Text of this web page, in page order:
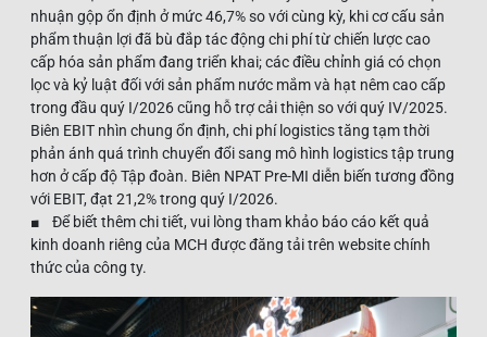
nhuận gộp ổn định ở mức 46,7% so với cùng kỳ, khi cơ cấu sản
phẩm thuận lợi đã bù đắp tác động chi phí từ chiến lược cao
cấp hóa sản phẩm đang triển khai; các điều chỉnh giá có chọn
lọc và kỷ luật đối với sản phẩm nước mắm và hạt nêm cao cấp
trong đầu quý I/2026 cũng hỗ trợ cải thiện so với quý IV/2025.
Biên EBIT nhìn chung ổn định, chi phí logistics tăng tạm thời
phản ánh quá trình chuyển đổi sang mô hình logistics tập trung
hơn ở cấp độ Tập đoàn. Biên NPAT Pre-MI diễn biến tương đồng
với EBIT, đạt 21,2% trong quý I/2026.
■ Để biết thêm chi tiết, vui lòng tham khảo báo cáo kết quả
kinh doanh riêng của MCH được đăng tải trên website chính
thức của công ty.